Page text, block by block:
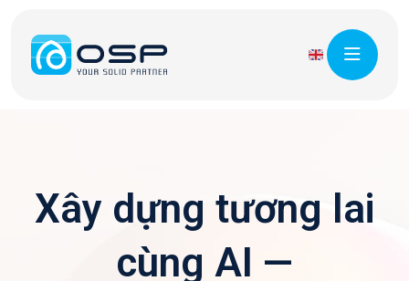
Xây dựng tương lai
cùng AI —